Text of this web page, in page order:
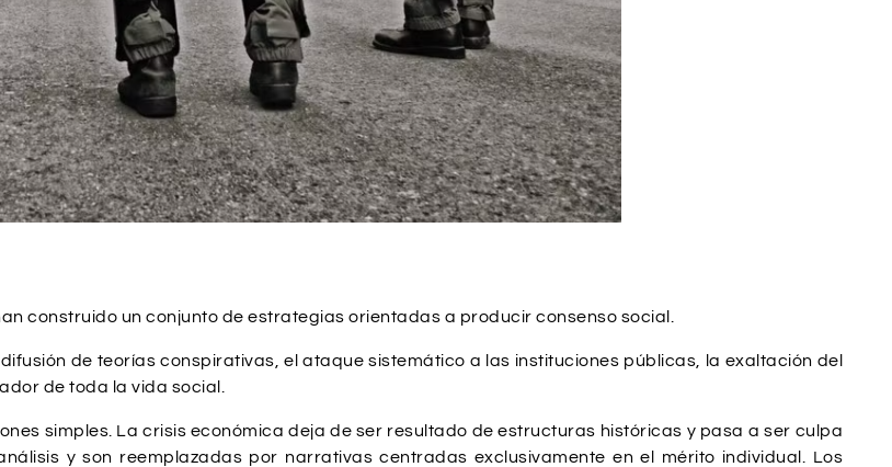
construido un conjunto de estrategias orientadas a producir consenso social.
de teorías conspirativas, el ataque sistemático a las instituciones públicas, la exaltación del
de toda la vida social.
simples. La crisis económica deja de ser resultado de estructuras históricas y pasa a ser culpa
y son reemplazadas por narrativas centradas exclusivamente en el mérito individual. Los